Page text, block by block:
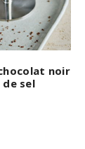
noir
sel